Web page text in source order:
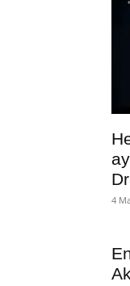
4